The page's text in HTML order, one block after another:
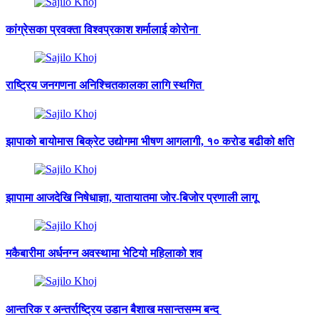
कांग्रेसका प्रवक्ता विश्वप्रकाश शर्मालाई कोरोना
राष्ट्रिय जनगणना अनिश्चितकालका लागि स्थगित
झापाको बायोमास बिक्रेट उद्योगमा भीषण आगलागी, १० करोड बढीको क्षति
झापामा आजदेखि निषेधाज्ञा, यातायातमा जोर-बिजोर प्रणाली लागू
मकैबारीमा अर्धनग्न अवस्थामा भेटियो महिलाको शव
आन्तरिक र अन्तर्राष्ट्रिय उडान बैशाख मसान्तसम्म बन्द